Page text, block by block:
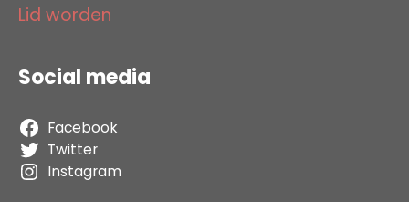
Lid worden
Social media
Facebook
Twitter
Instagram